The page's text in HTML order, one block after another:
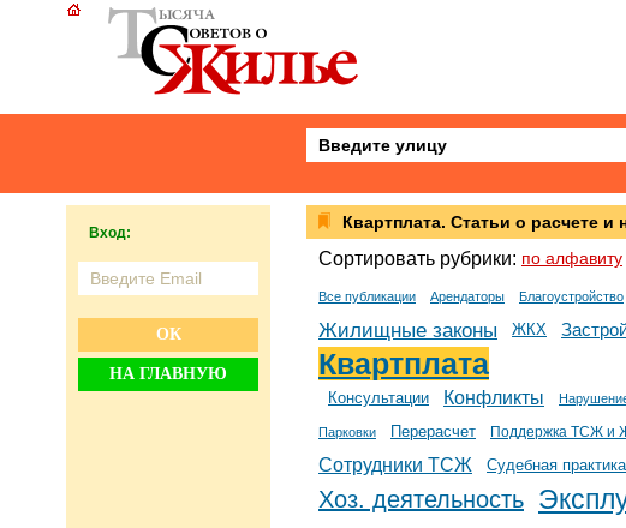
Вход:
ОК
НА ГЛАВНУЮ
Квартплата. Статьи о расчете и
Сортировать рубрики: по алфавиту
Все публикации Арендаторы Благоустройство
Жилищные законы ЖКХ
Квартплата
Консультации Конфликты
Парковки Перерасчет Поддержка ТСЖ и
Сотрудники ТСЖ Судебная практика
Хоз. деятельность